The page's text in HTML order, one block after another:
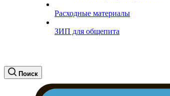
Расходные материалы
ЗИП для общепита
Поиск